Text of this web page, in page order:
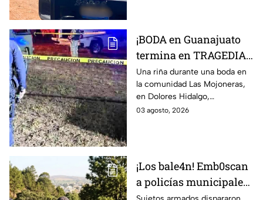
¡BODA en Guanajuato
termina en TRAGEDIA!
Hombre mu3re tras
riña en pleno festejo;
otro terminó herido:
Así ocurrió
Una riña durante una boda en
la comunidad Las Mojoneras,
en Dolores Hidalgo,
Guanajuato, dejó un hombre
03 agosto, 2026
¡Los bale4n! Emb0scan
a policías municipales;